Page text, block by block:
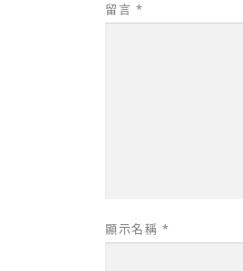
留言 *
顯示名稱 *